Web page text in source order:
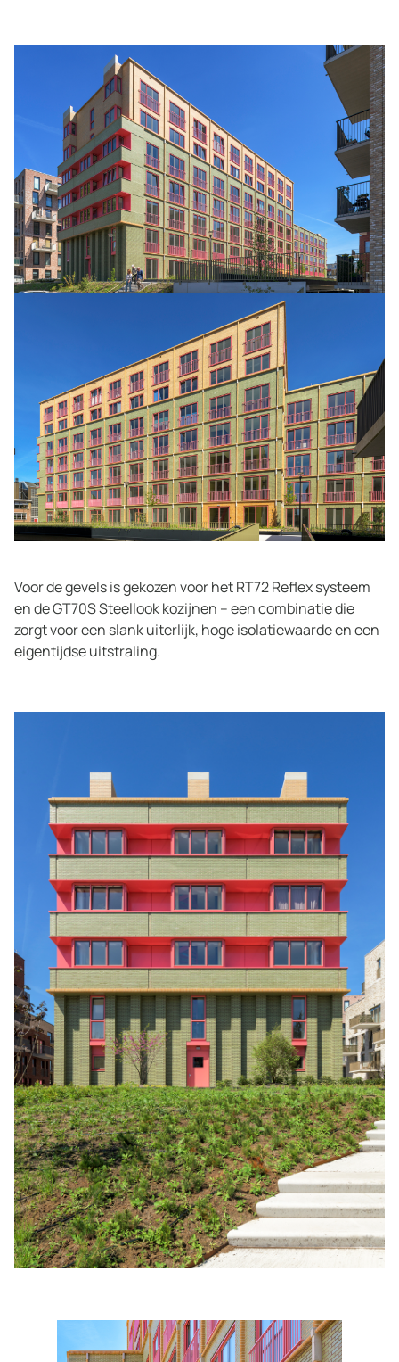
Voor de gevels is gekozen voor het RT72 Reflex systeem
en de GT70S Steellook kozijnen – een combinatie die
zorgt voor een slank uiterlijk, hoge isolatiewaarde en een
eigentijdse uitstraling.